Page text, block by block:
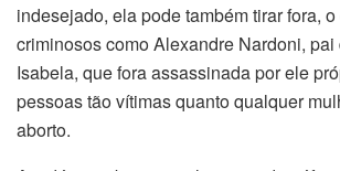
indesejado, ela pode também tirar fora,
criminosos como Alexandre Nardoni,
Isabela, que fora assassinada por ele
pessoas tão vítimas quanto qualquer
aborto.